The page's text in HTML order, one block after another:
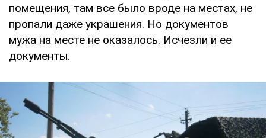
помещения, там все было вроде на местах, не
пропали даже украшения. Но документов
мужа на месте не оказалось. Исчезли и ее
документы.